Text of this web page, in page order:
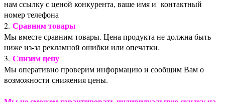
нам ссылку с ценой конкурента, ваше имя и контактный
номер телефона
2. Сравним товары
Мы вместе сравним товары. Цена продукта не должна быть
ниже из-за рекламной ошибки или опечатки.
3. Снизим цену
Мы оперативно проверим информацию и сообщим Вам о
возможности снижения цены.